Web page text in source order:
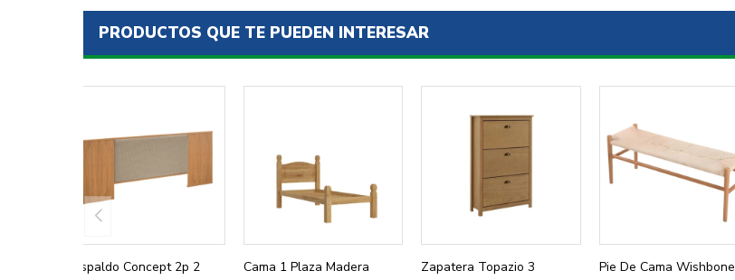
PRODUCTOS QUE TE PUEDEN INTERESAR
Respaldo Concept 2p 2
Cama 1 Plaza Madera
Zapatera Topazio 3
Pie De Cama Wishbone